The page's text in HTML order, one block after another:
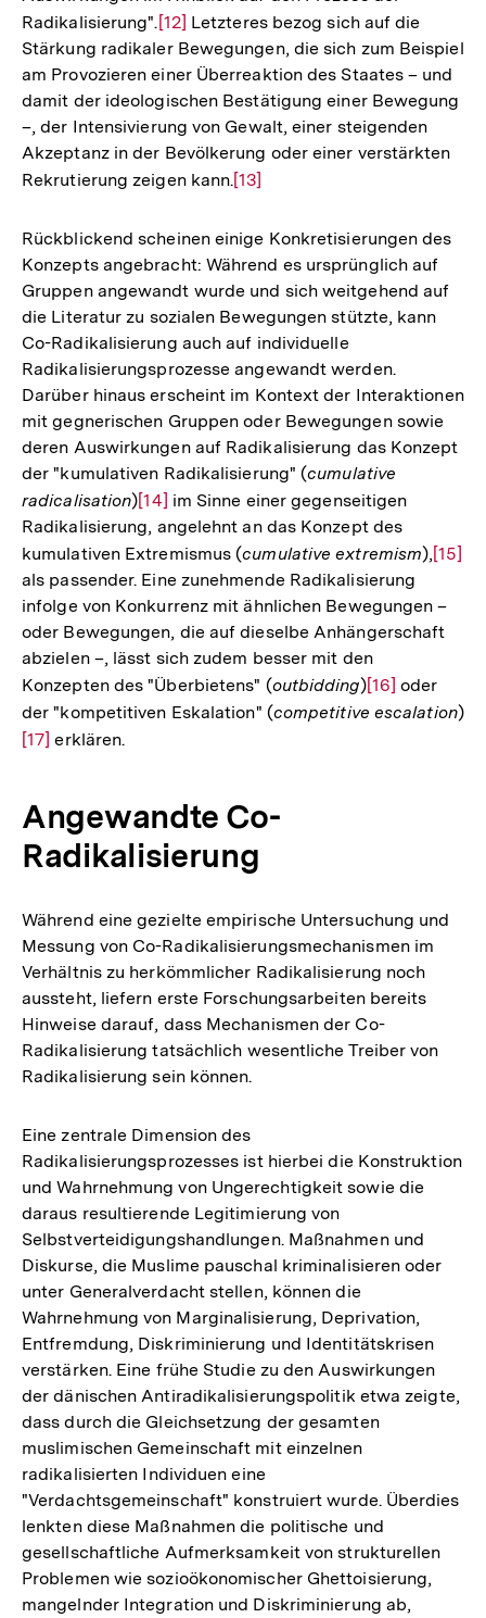
Radikalisierung". Zur
Auflösung
der
Fußnote
[12] Letzteres bezog sich auf die
Stärkung radikaler Bewegungen, die sich zum Beispiel
am Provozieren einer Überreaktion des Staates – und
damit der ideologischen Bestätigung einer Bewegung
–, der Intensivierung von Gewalt, einer steigenden
Akzeptanz in der Bevölkerung oder einer verstärkten
Rekrutierung zeigen kann.Zur
der
Fußnote
[13]
Rückblickend scheinen einige Konkretisierungen des
Konzepts angebracht: Während es ursprünglich auf
Gruppen angewandt wurde und sich weitgehend auf
die Literatur zu sozialen Bewegungen stützte, kann
Co-Radikalisierung auch auf individuelle
Radikalisierungsprozesse angewandt werden.
Darüber hinaus erscheint im Kontext der Interaktionen
mit gegnerischen Gruppen oder Bewegungen sowie
deren Auswirkungen auf Radikalisierung das Konzept
der "kumulativen Radikalisierung" (cumulative
radicalisation)Zur
Auflösung
der
Fußnote
[14] im Sinne einer gegenseitigen
Radikalisierung, angelehnt an das Konzept des
kumulativen Extremismus (cumulative extremism),Zur
der
[15]
als passender. Eine zunehmende Radikalisierung
infolge von Konkurrenz mit ähnlichen Bewegungen –
oder Bewegungen, die auf dieselbe Anhängerschaft
abzielen –, lässt sich zudem besser mit den
Konzepten des "Überbietens" (outbidding)Zur
Auflösung
[16] oder
der "kompetitiven Eskalation" (competitive escalation)
[17] erklären.
Angewandte Co-
Radikalisierung
Während eine gezielte empirische Untersuchung und
Messung von Co-Radikalisierungsmechanismen im
Verhältnis zu herkömmlicher Radikalisierung noch
aussteht, liefern erste Forschungsarbeiten bereits
Hinweise darauf, dass Mechanismen der Co-
Radikalisierung tatsächlich wesentliche Treiber von
Radikalisierung sein können.
Eine zentrale Dimension des
Radikalisierungsprozesses ist hierbei die Konstruktion
und Wahrnehmung von Ungerechtigkeit sowie die
daraus resultierende Legitimierung von
Selbstverteidigungshandlungen. Maßnahmen und
Diskurse, die Muslime pauschal kriminalisieren oder
unter Generalverdacht stellen, können die
Wahrnehmung von Marginalisierung, Deprivation,
Entfremdung, Diskriminierung und Identitätskrisen
verstärken. Eine frühe Studie zu den Auswirkungen
der dänischen Antiradikalisierungspolitik etwa zeigte,
dass durch die Gleichsetzung der gesamten
muslimischen Gemeinschaft mit einzelnen
radikalisierten Individuen eine
"Verdachtsgemeinschaft" konstruiert wurde. Überdies
lenkten diese Maßnahmen die politische und
gesellschaftliche Aufmerksamkeit von strukturellen
Problemen wie sozioökonomischer Ghettoisierung,
mangelnder Integration und Diskriminierung ab,